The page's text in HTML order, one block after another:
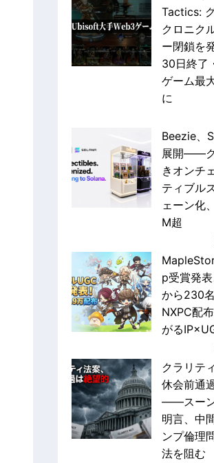
Tactics:
クロニク
ー閉鎖を
30日終了
ゲーム最
に
Beezie、
展開——
きオンチ
ティブル
ェーン化
M超
p受賞発
から230
NXPC配
がる
クラリテ
休会前通
——スー
明言、中
ンプ倫理
法を阻む